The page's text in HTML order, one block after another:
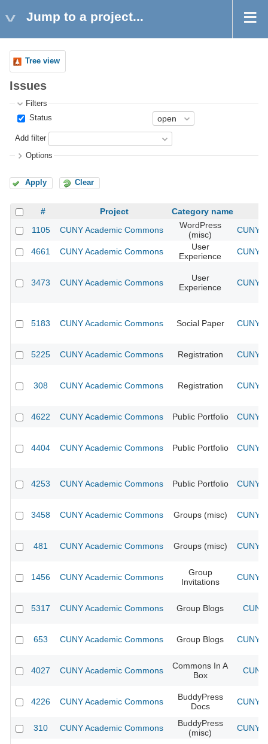
Jump to a project...
Tree view
Issues
Filters
Status
Add filter
Options
Apply Clear
# Project
Category name
1105
CUNY Academic Commons
WordPress
(misc)
CUNY
4661 CUNY Academic Commons
User
Experience
CUNY
3473 CUNY Academic Commons
User
Experience
CUNY
5183 CUNY Academic Commons Social Paper CUNY
5225 CUNY Academic Commons Registration CUNY
308 CUNY Academic Commons Registration CUNY
4622 CUNY Academic Commons Public Portfolio CUNY
4404 CUNY Academic Commons Public Portfolio CUNY
4253 CUNY Academic Commons Public Portfolio CUNY
3458 CUNY Academic Commons Groups (misc) CUNY
481 CUNY Academic Commons Groups (misc) CUNY
1456 CUNY Academic Commons
Group
Invitations
CUNY
5317 CUNY Academic Commons Group Blogs
653 CUNY Academic Commons Group Blogs CUNY
4027 CUNY Academic Commons
Commons In A
Box
4226 CUNY Academic Commons
BuddyPress
Docs
CUNY
310 CUNY Academic Commons
BuddyPress
(misc)
CUNY